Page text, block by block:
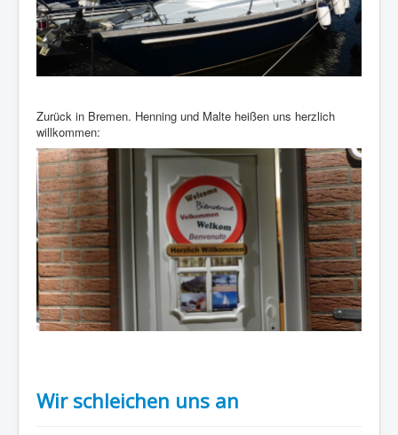
Zurück in Bremen. Henning und Malte heißen uns herzlich
willkommen:
Wir schleichen uns an